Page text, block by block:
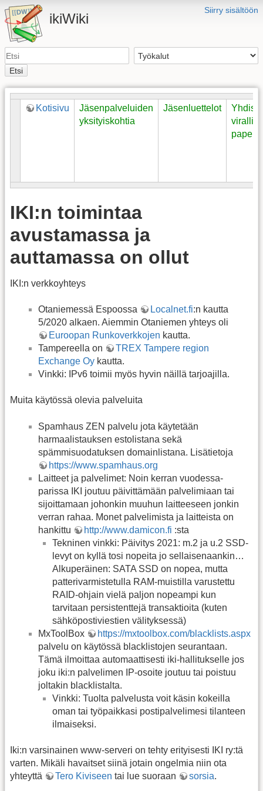
Siirry sisältöön
ikiWiki
Etsi
Kotisivu
Jäsenpalveluiden
yksityiskohtia
Jäsenluettelot
IKI:n toimintaa
avustamassa ja
auttamassa on ollut
IKI:n verkkoyhteys
Otaniemessä Espoossa Localnet.fi:n kautta
5/2020 alkaen. Aiemmin Otaniemen yhteys oli
Euroopan Runkoverkkojen kautta.
Tampereella on
TREX Tampere region
Exchange Oy kautta.
Vinkki: IPv6 toimii myös hyvin näillä tarjoajilla.
Muita käytössä olevia palveluita
Spamhaus ZEN palvelu jota käytetään
harmaalistauksen estolistana sekä
spämmisuodatuksen domainlistana. Lisätietoja
https://www.spamhaus.org
Laitteet ja palvelimet: Noin kerran vuodessa-
parissa IKI joutuu päivittämään palvelimiaan tai
sijoittamaan johonkin muuhun laitteeseen jonkin
verran rahaa. Monet palvelimista ja laitteista on
hankittu
http://www.damicon.fi :sta
Tekninen vinkki: Päivitys 2021: m.2 ja u.2 SSD-
levyt on kyllä tosi nopeita jo sellaisenaankin…
Alkuperäinen: SATA SSD on nopea, mutta
patterivarmistetulla RAM-muistilla varustettu
RAID-ohjain vielä paljon nopeampi kun
tarvitaan persistenttejä transaktioita (kuten
sähköpostiviestien välityksessä)
MxToolBox
https://mxtoolbox.com/blacklists.aspx
palvelu on käytössä blacklistojen seurantaan.
Tämä ilmoittaa automaattisesti iki-hallitukselle jos
joku iki:n palvelimen IP-osoite joutuu tai poistuu
joltakin blacklistalta.
Vinkki: Tuolta palvelusta voit käsin kokeilla
oman tai työpaikkasi postipalvelimesi tilanteen
ilmaiseksi.
Iki:n varsinainen www-serveri on tehty erityisesti IKI ry:tä
varten. Mikäli havaitset siinä jotain ongelmia niin ota
yhteyttä
Tero Kiviseen tai lue suoraan sorsia.